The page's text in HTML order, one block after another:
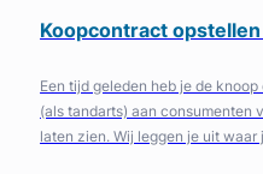
Koopcontract
Een tijd geleden heb je de
(als tandarts) aan consumenten
laten zien. Wij leggen je uit waar